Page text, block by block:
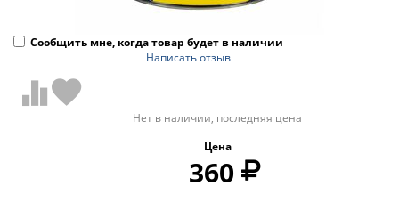
Сообщить мне, когда товар будет в наличии
Написать отзыв
Нет в наличии, последняя цена
Цена
360